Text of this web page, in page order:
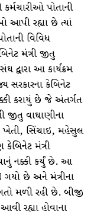
પોતાની
આપી રહ્યા છે ત્યાં
વિવિધ
મંત્રી જીતુ
દ્વારા આ કાર્યક્રમ
સરકારના કેબિનેટ
કરાયું છે જે અંતર્ગત
વાઘાણીના
ખેતી, સિંચાઇ, મહેસુલ
કેબિનેટ મંત્રી
નક્કી કર્યું છે. આ
ગયો છે અને મંત્રીના
મળી રહી છે. બીજી
રહ્યા હોવાના